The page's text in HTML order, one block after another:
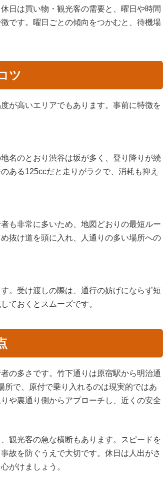
日は買い物・観光客の需要と、曜日や時間
です。曜日ごとの傾向をつかむと、待機場
ツ
が高いエリアでもあります。事前に特徴を
名のとおり渋谷は坂が多く、登り降りが続
ある125ccだと走りがラクで、消耗も抑え
も非常に多いため、地図どおりの最短ルー
抜け道を頭に入れ、人通りの多い場所への
。受け渡しの際は、通行の妨げにならず短
ておくとスムーズです。
の多さです。竹下通りは原宿駅から明治通
所で、原付で乗り入れるのは現実的ではあ
や裏通り側からアプローチし、近くの安全
観光客の急な横断もあります。スピードを
故を防ぐうえで大切です。休日は人出がさ
がけましょう。